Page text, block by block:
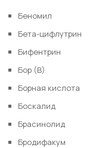
Беномил
Бета-цифлутрин
Бифентрин
Бор (B)
Борная кислота
Боскалид
Брасинолид
Бродифакум